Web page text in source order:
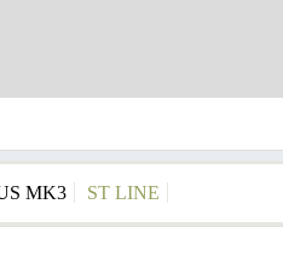
MK3 ST LINE